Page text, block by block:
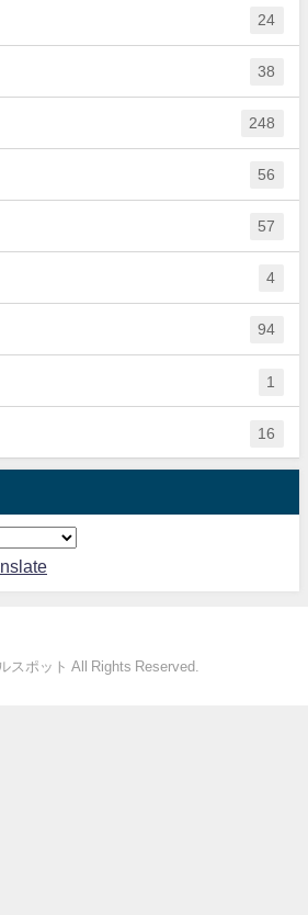
24
38
248
56
57
4
94
1
16
スポット All Rights Reserved.